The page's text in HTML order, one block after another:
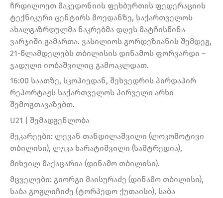
ჩრდილოეთ მაკედონიის ფეხბურთის ფედერაციის
ტექნიკური ცენტირს მოედანზე, საქართველოს
ახალგაზრდულმა ნაკრებმა დღეს მატჩისწინა
ვარჯიში გამართა. ვასილიოს გორდეზიანის შემდეგ,
21-წლამდელებს თბილისის დინამოს ფორვარდი –
ჯადული იობაშვილიც გამოაკლდათ.
16:00 საათზე, სკოპიედან, შეხვედრის პირდაპირ
რეპორტაჟს საქართველოს პირველი არხი
შემოგთავაზებთ.
U21 | შემადგენლობა
მეკარეები: ლევან თანდილაშვილი (ლოკომოტივი
თბილისი), ლუკა ხარატიშვილი (სამტრედია),
მიხეილ მაქაცარია (დინამო თბილისი).
მცველები: გიორგი მაისურაძე (დინამო თბილისი),
საბა გოგლიჩიძე (ტორპედო ქუთაისი), საბა